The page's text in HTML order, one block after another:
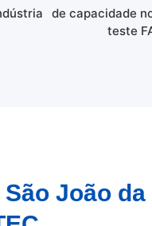
de capacidade
teste
João da